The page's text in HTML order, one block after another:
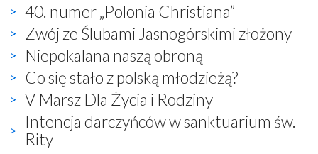
40. numer „Polonia Christiana”
Zwój ze Ślubami Jasnogórskimi złożony
Niepokalana naszą obroną
Co się stało z polską młodzieżą?
V Marsz Dla Życia i Rodziny
Intencja darczyńców w sanktuarium św.
Rity